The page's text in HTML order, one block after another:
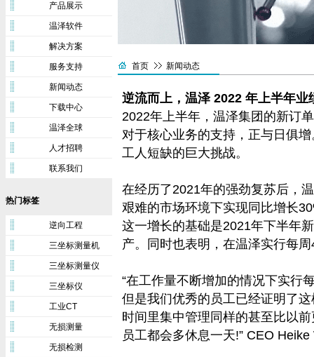
产品展示
温泽软件
解决方案
服务支持
新闻动态
下载中心
温泽全球
人才招聘
联系我们
热门标签
逆向工程
三坐标测量机
三坐标测量仪
三坐标仪
工业CT
无损测量
无损检测
首页 新闻动态
逆流而上，温泽 2022 年上半年业
2022年上半年，温泽集团的新订
对于核心业务的支持，正与日俱
工人短缺的巨大挑战。
在经历了2021年的强劲复苏后，
艰难的市场环境下实现同比增长
这一增长的基础是2021年下半年
产。同时也表明，在温泽实行每
“在工作量不断增加的情况下实行
但是我们优秀的员工已经证明了
时间里集中管理同样的甚至比以
员工都会多休息一天!” CEO